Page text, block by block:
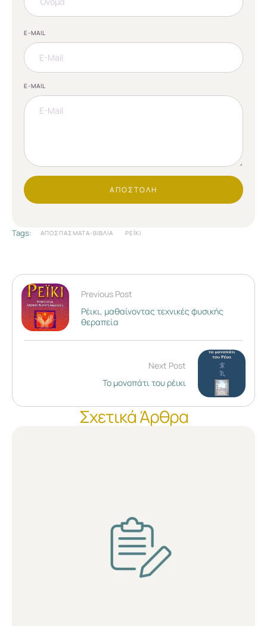
E-MAIL
E-MAIL
ΑΠΟΣΤΟΛΉ
Tags: ΑΠΟΣΠΆΣΜΑΤΑ-ΒΙΒΛΊΑ ΡΈΙΚΙ
Previous Post
Ρέικι, μαθαίνοντας τεχνικές φυσικής
θεραπεία
Next Post
Το μονοπάτι του ρέικι
Σχετικά Άρθρα